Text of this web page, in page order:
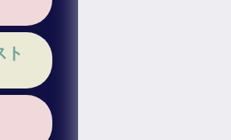
ト